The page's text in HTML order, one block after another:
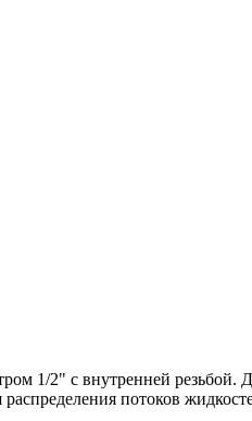
1/2" с внутренней резьбой.
потоков